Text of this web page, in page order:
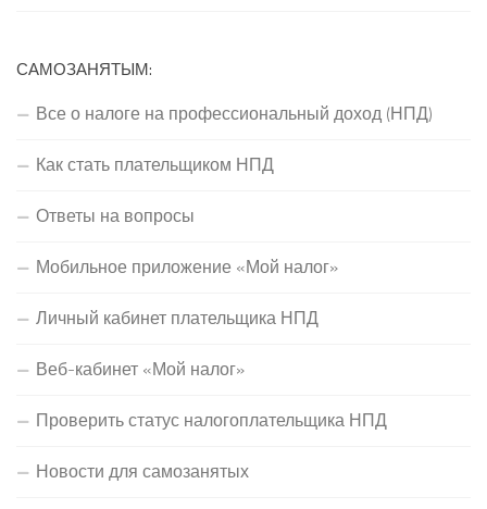
САМОЗАНЯТЫМ:
Все о налоге на профессиональный доход (НПД)
Как стать плательщиком НПД
Ответы на вопросы
Мобильное приложение «Мой налог»
Личный кабинет плательщика НПД
Веб-кабинет «Мой налог»
Проверить статус налогоплательщика НПД
Новости для самозанятых